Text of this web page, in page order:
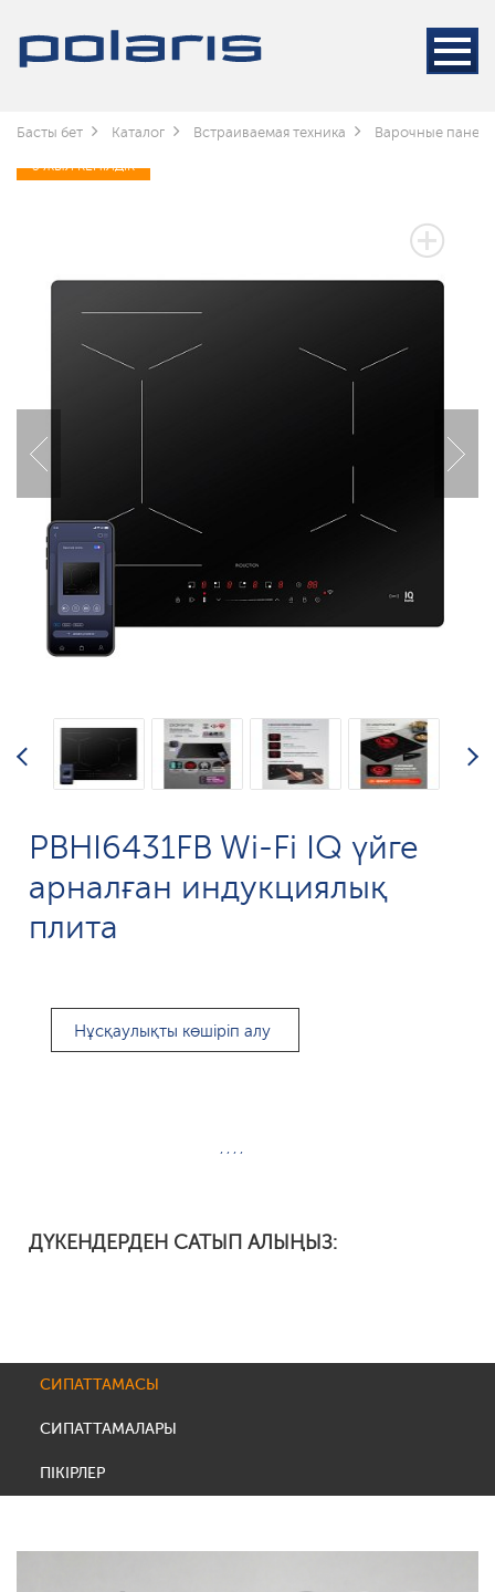
Басты бет Каталог Встраиваемая техника Варочные панели
3 ЖЫЛ КЕПІЛДІК
PBHI6431FB Wi-Fi IQ үйге
арналған индукциялық
плита
Нұсқаулықты көшіріп алу
, , , ,
ДҮКЕНДЕРДЕН САТЫП АЛЫҢЫЗ:
СИПАТТАМАСЫ
СИПАТТАМАЛАРЫ
ПІКІРЛЕР